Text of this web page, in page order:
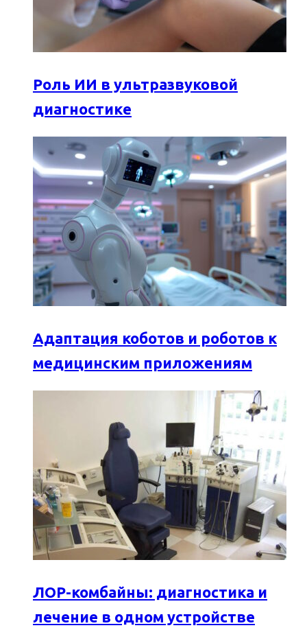
Роль ИИ в ультразвуковой
диагностике
Адаптация коботов и роботов к
медицинским приложениям
ЛОР-комбайны: диагностика и
лечение в одном устройстве